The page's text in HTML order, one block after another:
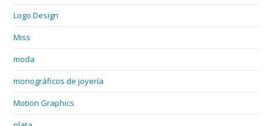
Logo Design
Miss
moda
monográficos de joyería
Motion Graphics